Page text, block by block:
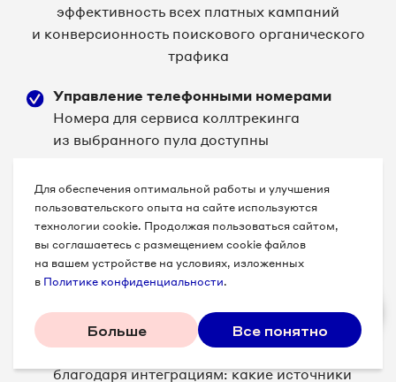
Для обеспечения оптимальной работы и улучшения
пользовательского опыта на сайте используются
технологии cookie. Продолжая пользоваться сайтом,
вы соглашаетесь с размещением cookie файлов
на вашем устройстве на условиях, изложенных
в Политике конфиденциальности.
Больше Все понятно
эффективность всех платных кампаний
и конверсионность поискового органического
трафика
Управление телефонными номерами
Номера для сервиса коллтрекинга
из выбранного пула доступны
Управление и точные настройки доступны
в личном кабинете — можно управлять как
отдельными номерами, так и группами под
разные источники и кампании.
Управление и аналитика в едином
интерфейсе
В сводном отчете наблюдайте
и анализируйте данные из разных систем
благодаря интеграциям: какие источники